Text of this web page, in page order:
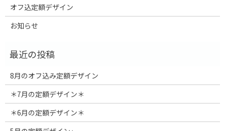
オフ込定額デザイン
お知らせ
8月のオフ込み定額デザイン
＊7月の定額デザイン＊
＊6月の定額デザイン＊